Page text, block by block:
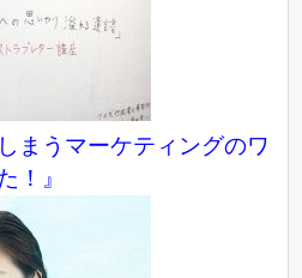
まうマーケティングのワ
！』